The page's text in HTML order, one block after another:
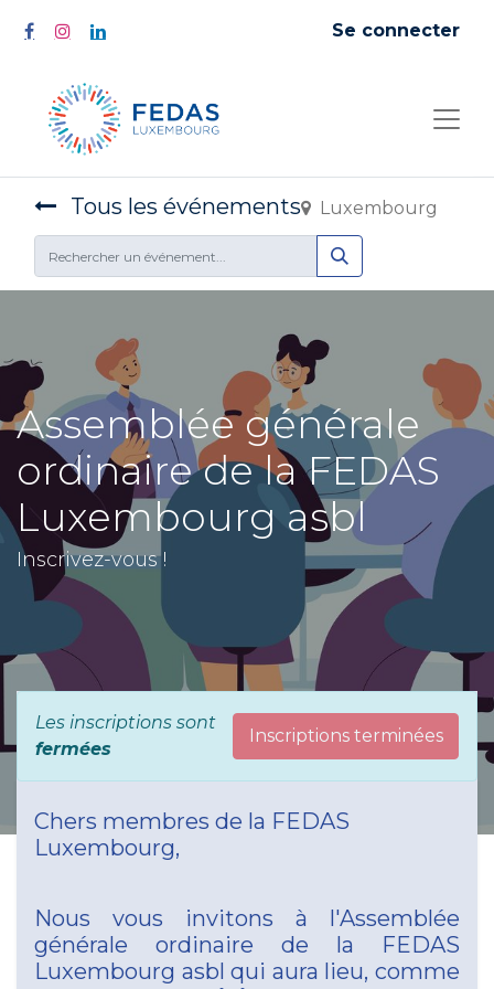
Se connecter
Tous les événements Luxembourg
Assemblée générale
ordinaire de la FEDAS
Luxembourg asbl
Inscrivez-vous !
Les inscriptions sont
fermées
Inscriptions terminées
Chers membres de la FEDAS
Luxembourg,
Nous vous invitons à l'Assemblée
générale ordinaire de la FEDAS
Luxembourg asbl qui aura lieu, comme